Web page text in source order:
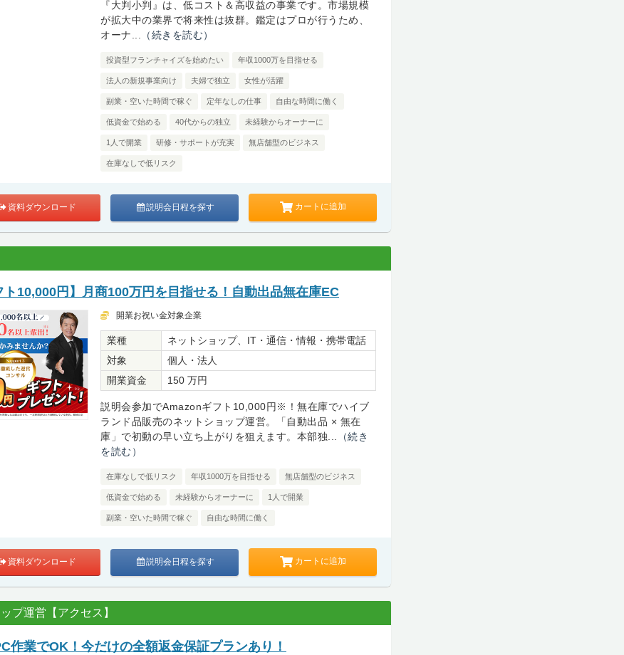
『大判小判』は、低コスト＆高収益の事業です。市場規模
が拡大中の業界で将来性は抜群。鑑定はプロが行うため、
オーナ...
（続きを読む）
投資型フランチャイズを始めたい 年収1000万を目指せる
法人の新規事業向け 夫婦で独立 女性が活躍
副業・空いた時間で稼ぐ 定年なしの仕事 自由な時間に働く
低資金で始める 40代からの独立 未経験からオーナーに
1人で開業 研修・サポートが充実 無店舗型のビジネス
在庫なしで低リスク
資料ダウンロード 説明会日程を探す カートに追加
ト10,000円】月商100万円を目指せる！自動出品無在庫EC
開業お祝い金対象企業
業種
ネットショップ、IT・通信・情報・携帯電話
対象
個人・法人
開業資金
150 万円
説明会参加でAmazonギフト10,000円※！無在庫でハイブ
ランド品販売のネットショップ運営。「自動出品 × 無在
庫」で初動の早い立ち上がりを狙えます。本部独...
（続き
を読む）
在庫なしで低リスク 年収1000万を目指せる 無店舗型のビジネス
低資金で始める 未経験からオーナーに 1人で開業
副業・空いた時間で稼ぐ 自由な時間に働く
資料ダウンロード 説明会日程を探す カートに追加
プ運営【アクセス】
作業でOK！今だけの全額返金保証プランあり！